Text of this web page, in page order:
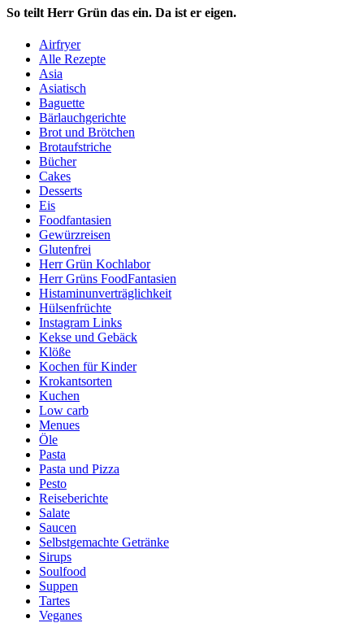
So teilt Herr Grün das ein. Da ist er eigen.
Airfryer
Alle Rezepte
Asia
Asiatisch
Baguette
Bärlauchgerichte
Brot und Brötchen
Brotaufstriche
Bücher
Cakes
Desserts
Eis
Foodfantasien
Gewürzreisen
Glutenfrei
Herr Grün Kochlabor
Herr Grüns FoodFantasien
Histaminunverträglichkeit
Hülsenfrüchte
Instagram Links
Kekse und Gebäck
Klöße
Kochen für Kinder
Krokantsorten
Kuchen
Low carb
Menues
Öle
Pasta
Pasta und Pizza
Pesto
Reiseberichte
Salate
Saucen
Selbstgemachte Getränke
Sirups
Soulfood
Suppen
Tartes
Veganes